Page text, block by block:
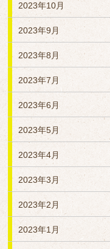
2023年10月
2023年9月
2023年8月
2023年7月
2023年6月
2023年5月
2023年4月
2023年3月
2023年2月
2023年1月